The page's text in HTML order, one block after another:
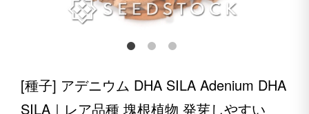
[種子] アデニウム DHA SILA Adenium DHA
SILA｜レア品種 塊根植物 発芽しやすい